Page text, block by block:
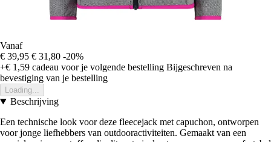
Vanaf
€ 39,95 € 31,80 -20%
+€ 1,59 cadeau voor je volgende bestelling Bijgeschreven na
bevestiging van je bestelling
Loading...
Beschrijving
Een technische look voor deze fleecejack met capuchon, ontworpen
voor jonge liefhebbers van outdooractiviteiten. Gemaakt van een